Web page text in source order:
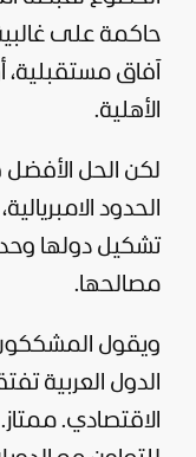
حاكمة على
آفاق
الأهلية.
لكن الحل
الحدود
تشكيل دولها
مصالحها.
ويقول المشككون
الدول العربية
الاقتصادي.